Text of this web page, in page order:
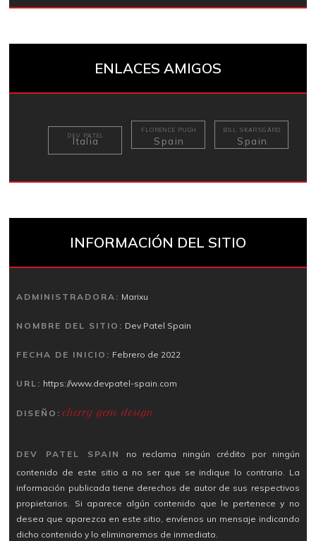
ENLACES AMIGOS
DEV PATEL
Italia
FLORENCE PUGH
Spain
BILL SKARSGÅRD
Spain
INFORMACIÓN DEL SITIO
ADMINISTRADORA: Marixu
NOMBRE DEL SITIO: Dev Patel Spain
FECHA DE INICIO: Febrero de 2022
URL: https://www.devpatel-spain.com
DISEÑO: cherry gem design
DEV PATEL SPAIN
no reclama ningún crédito por ningún
contenido de este sitio a no ser que se indique lo contrario. La
información publicada tiene derechos de autor de sus respectivos
propietarios. Si aparece algún contenido que le pertenece y no
desea que aparezca en este sitio, envíenos un mensaje indicando
dicho contenido y lo eliminaremos de inmediato.